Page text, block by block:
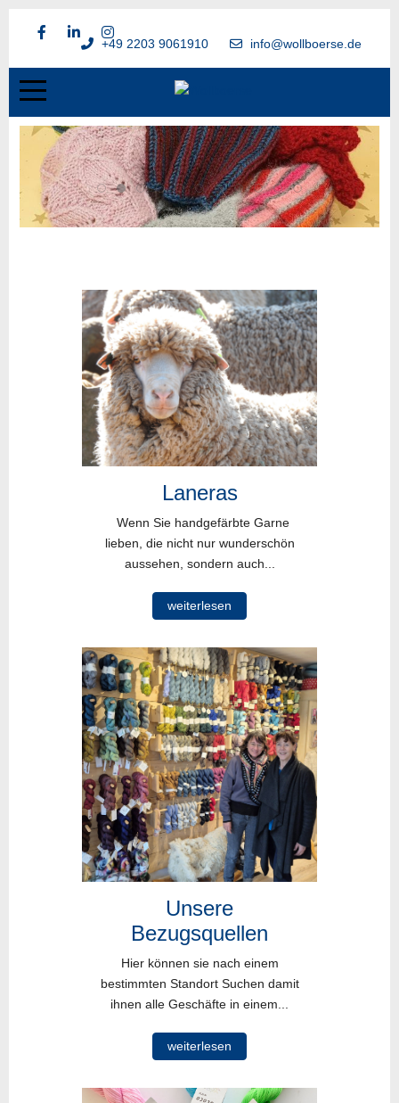
+49 2203 9061910 info@wollboerse.de
Laneras
Wenn Sie handgefärbte Garne
lieben, die nicht nur wunderschön
aussehen, sondern auch...
weiterlesen
Unsere
Bezugsquellen
Hier können sie nach einem
bestimmten Standort Suchen damit
ihnen alle Geschäfte in einem...
weiterlesen